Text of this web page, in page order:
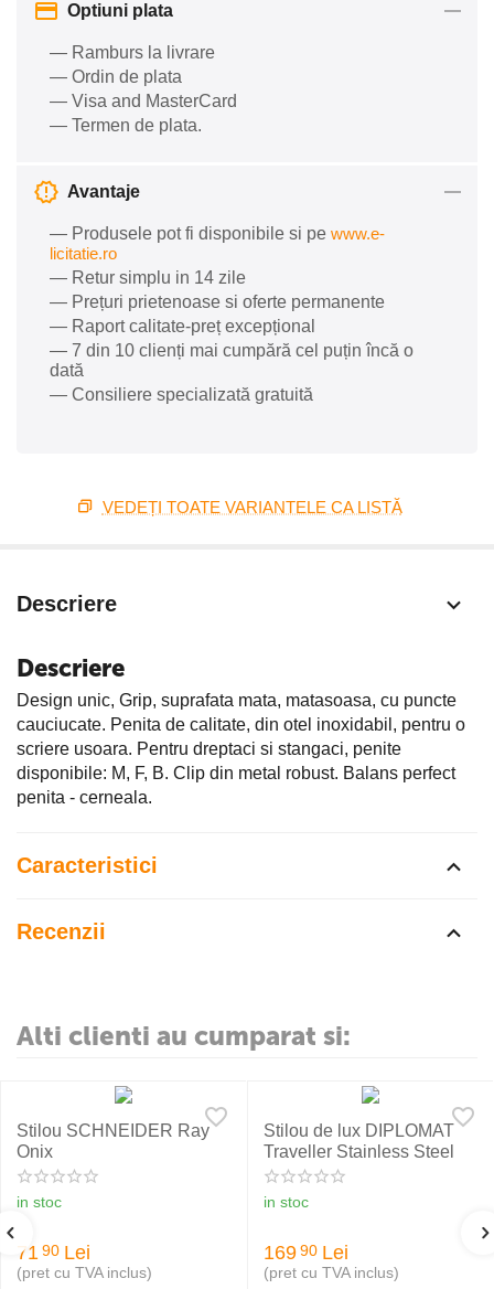
Optiuni plata
— Ramburs la livrare
— Ordin de plata
— Visa and MasterCard
— Termen de plata.
Avantaje
— Produsele pot fi disponibile si pe www.e-
licitatie.ro
— Retur simplu in 14 zile
— Prețuri prietenoase si oferte permanente
— Raport calitate-preț excepțional
— 7 din 10 clienți mai cumpără cel puțin încă o
dată
— Consiliere specializată gratuită
VEDEȚI TOATE VARIANTELE CA LISTĂ
Descriere
Descriere
Design unic, Grip, suprafata mata, matasoasa, cu puncte
cauciucate. Penita de calitate, din otel inoxidabil, pentru o
scriere usoara. Pentru dreptaci si stangaci, penite
disponibile: M, F, B. Clip din metal robust. Balans perfect
penita - cerneala.
Caracteristici
Recenzii
Alti clienti au cumparat si:
Stilou SCHNEIDER Ray
Onix
in stoc
71 90 Lei
(pret cu TVA inclus)
Stilou de lux DIPLOMAT
Traveller Stainless Steel
in stoc
169 90 Lei
(pret cu TVA inclus)